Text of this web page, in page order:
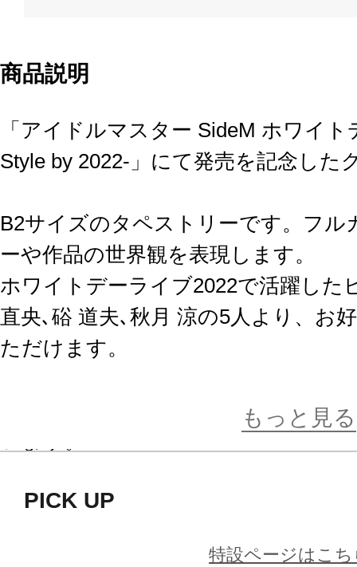
商品説明
「アイドルマスター SideM ホワイ
Style by 2022-」にて発売を記念した
B2サイズのタペストリーです。フル
ーや作品の世界観を表現します。
ホワイトデーライブ2022で活躍した
直央､硲 道夫､秋月 涼の5人より、お
ただけます。
※画像はイメージです。実際の商品
もっと見る
PICK UP
特設ページはこち